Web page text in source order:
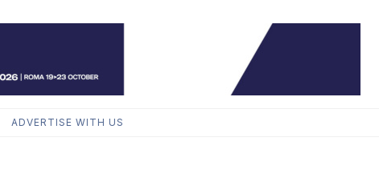
ADVERTISE WITH US